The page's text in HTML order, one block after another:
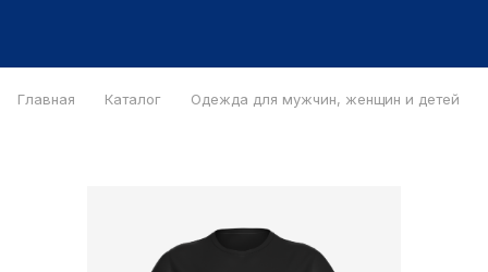
Главная Каталог Одежда для мужчин, женщин и детей